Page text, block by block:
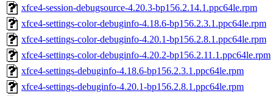
xfce4-session-debugsource-4.20.3-bp156.2.14.1.ppc64le.rpm
xfce4-settings-color-debuginfo-4.18.6-bp156.2.3.1.ppc64le.rpm
xfce4-settings-color-debuginfo-4.20.1-bp156.2.8.1.ppc64le.rpm
xfce4-settings-color-debuginfo-4.20.2-bp156.2.11.1.ppc64le.rpm
xfce4-settings-debuginfo-4.18.6-bp156.2.3.1.ppc64le.rpm
xfce4-settings-debuginfo-4.20.1-bp156.2.8.1.ppc64le.rpm